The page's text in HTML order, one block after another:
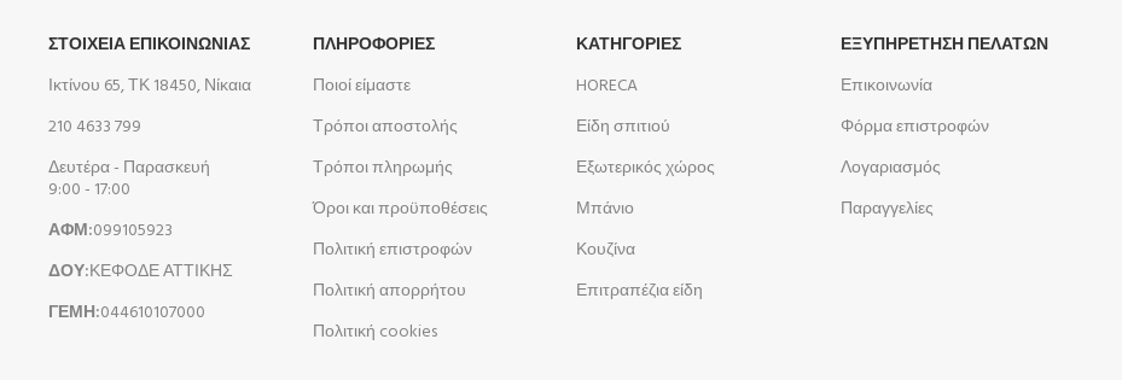
ΣΤΟΙΧΕΙΑ ΕΠΙΚΟΙΝΩΝΙΑΣ
Ικτίνου 65, ΤΚ 18450, Νίκαια
210 4633 799
Δευτέρα - Παρασκευή
9:00 - 17:00
ΑΦΜ:099105923
ΔΟΥ:ΚΕΦΟΔΕ ΑΤΤΙΚΗΣ
ΓΕΜΗ:044610107000
ΠΛΗΡΟΦΟΡΊΕΣ
Ποιοί είμαστε
Τρόποι αποστολής
Τρόποι πληρωμής
Όροι και προϋποθέσεις
Πολιτική επιστροφών
Πολιτική απορρήτου
Πολιτική cookies
ΚΑΤΗΓΟΡΙΕΣ
HORECA
Είδη σπιτιού
Εξωτερικός χώρος
Μπάνιο
Κουζίνα
Επιτραπέζια είδη
ΕΞΥΠΗΡΕΤΗΣΗ ΠΕΛΑΤΩΝ
Επικοινωνία
Φόρμα επιστροφών
Λογαριασμός
Παραγγελίες